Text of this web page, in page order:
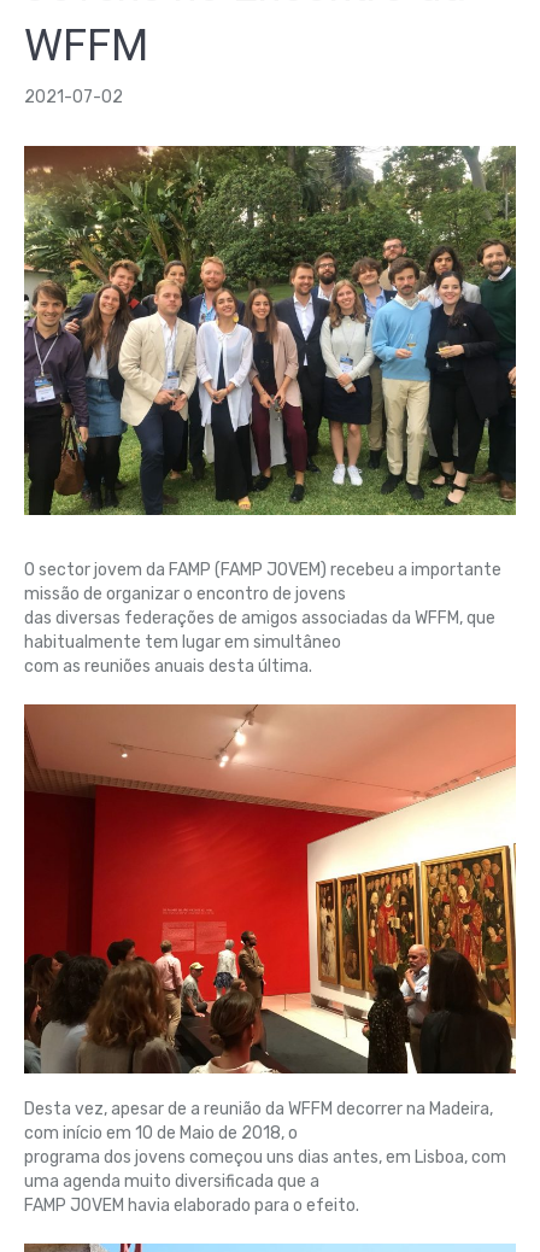
WFFM
2021-07-02
O sector jovem da FAMP (FAMP JOVEM) recebeu a importante
missão de organizar o encontro de jovens
das diversas federações de amigos associadas da WFFM, que
habitualmente tem lugar em simultâneo
com as reuniões anuais desta última.
Desta vez, apesar de a reunião da WFFM decorrer na Madeira,
com início em 10 de Maio de 2018, o
programa dos jovens começou uns dias antes, em Lisboa, com
uma agenda muito diversificada que a
FAMP JOVEM havia elaborado para o efeito.